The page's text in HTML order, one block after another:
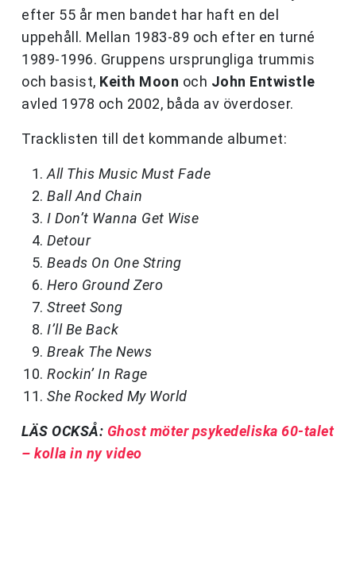
efter 55 år men bandet har haft en del
uppehåll. Mellan 1983-89 och efter en turné
1989-1996. Gruppens ursprungliga trummis
och basist, Keith Moon och John Entwistle
avled 1978 och 2002, båda av överdoser.
Tracklisten till det kommande albumet:
All This Music Must Fade
Ball And Chain
I Don’t Wanna Get Wise
Detour
Beads On One String
Hero Ground Zero
Street Song
I’ll Be Back
Break The News
Rockin’ In Rage
She Rocked My World
LÄS OCKSÅ: Ghost möter psykedeliska 60-talet
– kolla in ny video